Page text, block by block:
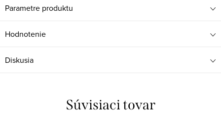
Parametre produktu
Hodnotenie
Diskusia
Súvisiaci tovar